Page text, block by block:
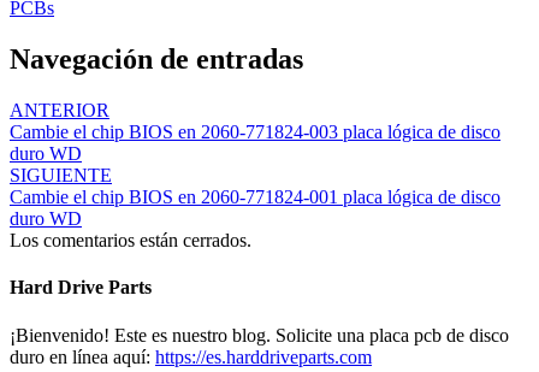
PCBs
Navegación de entradas
ANTERIOR
Cambie el chip BIOS en 2060-771824-003 placa lógica de disco
duro WD
SIGUIENTE
Cambie el chip BIOS en 2060-771824-001 placa lógica de disco
duro WD
Los comentarios están cerrados.
Hard Drive Parts
¡Bienvenido! Este es nuestro blog. Solicite una placa pcb de disco
duro en línea aquí: https://es.harddriveparts.com